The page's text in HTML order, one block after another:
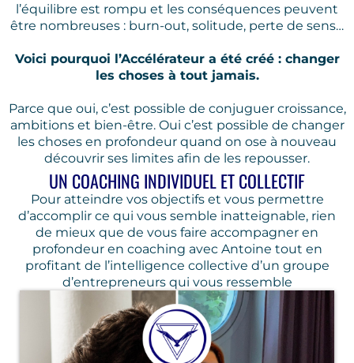
l’équilibre est rompu et les conséquences peuvent
être nombreuses : burn-out, solitude, perte de sens…
Voici pourquoi l’Accélérateur a été créé : changer
les choses à tout jamais.
Parce que oui, c’est possible de conjuguer croissance,
ambitions et bien-être. Oui c’est possible de changer
les choses en profondeur quand on ose à nouveau
découvrir ses limites afin de les repousser.
UN COACHING INDIVIDUEL ET COLLECTIF
Pour atteindre vos objectifs et vous permettre
d’accomplir ce qui vous semble inatteignable, rien
de mieux que de vous faire accompagner en
profondeur en coaching avec Antoine tout en
profitant de l’intelligence collective d’un groupe
d’entrepreneurs qui vous ressemble